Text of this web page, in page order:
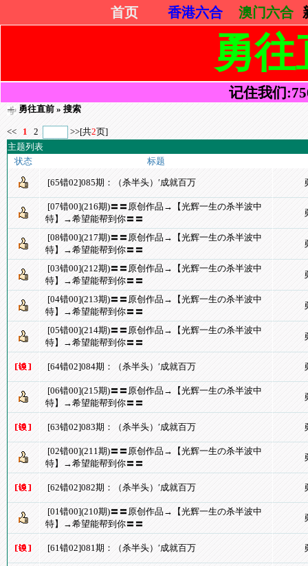
首页 香港六合 澳门六合
勇
记住我们
勇往直前» 搜索
<< 1 2 >>[共2页]
主题列表
状态
标题
[65错02]085期：（杀半头）′成就百万
[07错00](216期)〓〓原创作品→【光辉一生の杀半波中
特】→希望能帮到你〓〓
[08错00](217期)〓〓原创作品→【光辉一生の杀半波中
特】→希望能帮到你〓〓
[03错00](212期)〓〓原创作品→【光辉一生の杀半波中
特】→希望能帮到你〓〓
[04错00](213期)〓〓原创作品→【光辉一生の杀半波中
特】→希望能帮到你〓〓
[05错00](214期)〓〓原创作品→【光辉一生の杀半波中
特】→希望能帮到你〓〓
[64错02]084期：（杀半头）′成就百万
[06错00](215期)〓〓原创作品→【光辉一生の杀半波中
特】→希望能帮到你〓〓
[63错02]083期：（杀半头）′成就百万
[02错00](211期)〓〓原创作品→【光辉一生の杀半波中
特】→希望能帮到你〓〓
[62错02]082期：（杀半头）′成就百万
[01错00](210期)〓〓原创作品→【光辉一生の杀半波中
特】→希望能帮到你〓〓
[61错02]081期：（杀半头）′成就百万